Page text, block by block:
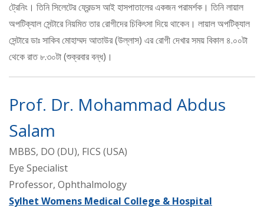
ট্রেনিং। তিনি সিলেটের ফ্রেন্ডস আই হাসপাতালের একজন পরামর্শক। তিনি লায়াল
অপটিক্যাল সেন্টারে নিয়মিত তার রোগীদের চিকিৎসা দিয়ে থাকেন। লায়াল অপটিক্যাল
সেন্টারে ডাঃ সাকিব মোহাম্মদ আতাউর (উল্লাস) এর রোগী দেখার সময় বিকাল ৪.০০টা
থেকে রাত ৮.৩০টা (শুক্রবার বন্ধ)।
Prof. Dr. Mohammad Abdus
Salam
MBBS, DO (DU), FICS (USA)
Eye Specialist
Professor, Ophthalmology
Sylhet Womens Medical College & Hospital